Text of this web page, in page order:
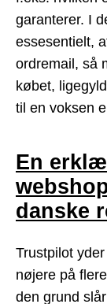
garanterer. I
essesentielt,
ordremail, så
købet,
til en voksen
En
danske
Trustpilot
nøjere på
den grund